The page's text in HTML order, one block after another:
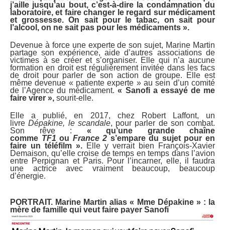
j’aille jusqu’au bout, c’est-à-dire la condamnation du
laboratoire, et faire changer le regard sur médicament
et grossesse. On sait pour le tabac, on sait pour
l’alcool, on ne sait pas pour les médicaments ».
Devenue à force une experte de son sujet, Marine Martin
partage son expérience, aide d’autres associations de
victimes à se créer et s’organiser. Elle qui n’a aucune
formation en droit est régulièrement invitée dans les facs
de droit pour parler de son action de groupe. Elle est
même devenue « patiente experte » au sein d’un comité
de l’Agence du médicament.« Sanofi a essayé de me
faire virer », sourit-elle.
Elle a publié, en 2017, chez Robert Laffont, un
livreDépakine, le scandale, pour parler de son combat.
Son rêve : « qu’une grande chaîne
comme TF1 ou France 2 s’empare du sujet pour en
faire un téléfilm ». Elle y verrait bien François-Xavier
Demaison, qu’elle croise de temps en temps dans l’avion
entre Perpignan et Paris. Pour l’incarner, elle, il faudra
une actrice avec vraiment beaucoup, beaucoup
d’énergie.
PORTRAIT. Marine Martin alias « Mme Dépakine » : la
mère de famille qui veut faire payer Sanofi